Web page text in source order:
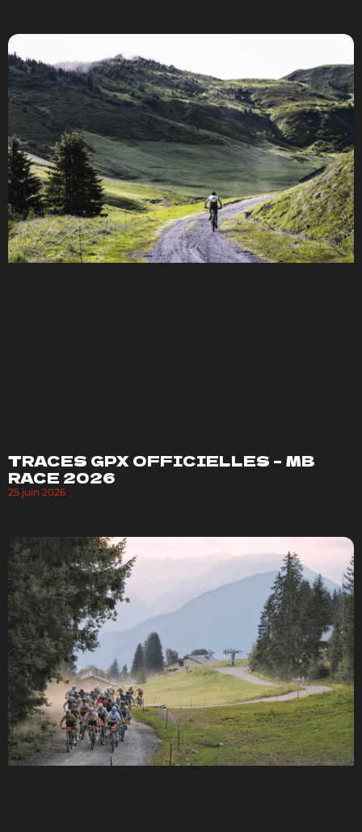
TRACES GPX OFFICIELLES – MB
RACE 2026
25 juin 2026